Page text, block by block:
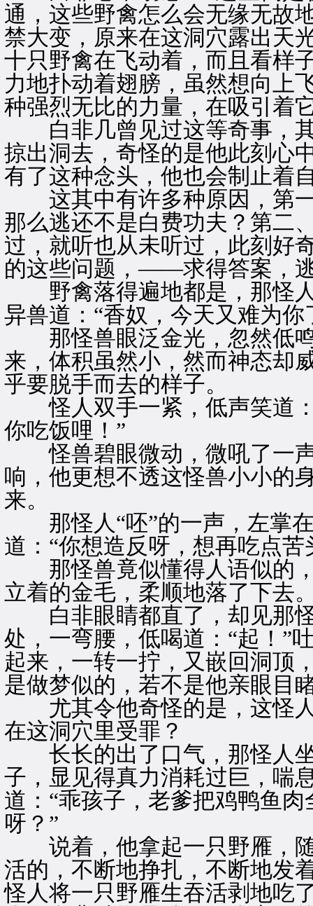
通，这些野禽怎么会无缘无故
禁大变，原来在这洞穴露出天
十只野禽在飞动着，而且看样
力地扑动着翅膀，虽然想向上
种强烈无比的力量，在吸引着
白非几曾见过这等奇事，其
掠出洞去，奇怪的是他此刻心
有了这种念头，他也会制止着
这其中有许多种原因，第一
那么逃还不是白费功夫？第二
过，就听也从未听过，此刻好
的这些问题，——求得答案，
野禽落得遍地都是，那怪人
异兽道：“香奴，今天又难为你
那怪兽眼泛金光，忽然低鸣
来，体积虽然小，然而神态却
乎要脱手而去的样子。
怪人双手一紧，低声笑道：
你吃饭哩！”
怪兽碧眼微动，微吼了一声
响，他更想不透这怪兽小小的
来。
那怪人“呸”的一声，左掌在
道：“你想造反呀，想再吃点苦
那怪兽竟似懂得人语似的，
立着的金毛，柔顺地落了下去
白非眼睛都直了，却见那怪
处，一弯腰，低喝道：“起！”
起来，一转一拧，又嵌回洞顶
是做梦似的，若不是他亲眼目
尤其令他奇怪的是，这怪人
在这洞穴里受罪？
长长的出了口气，那怪人坐
子，显见得真力消耗过巨，喘
道：“乖孩子，老爹把鸡鸭鱼
呀？”
说着，他拿起一只野雁，随
活的，不断地挣扎，不断地发
怪人将一只野雁生吞活剥地吃